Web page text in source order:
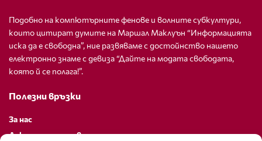
Подобно на компютърните фенове и волните субкултури,
които цитират думите на Маршал Маклуън “Информацията
иска да е свободна”, ние развяваме с достойнство нашето
електронно знаме с девиза “Дайте на модата свободата,
която й се полага!”.
Полезни връзки
За нас
Декларация за поверителност